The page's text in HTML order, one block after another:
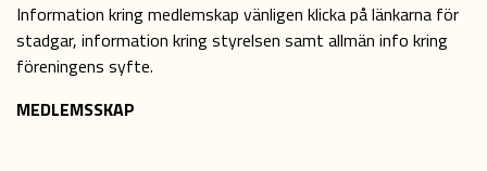
Information kring medlemskap vänligen klicka på länkarna för
stadgar, information kring styrelsen samt allmän info kring
föreningens syfte.
MEDLEMSSKAP